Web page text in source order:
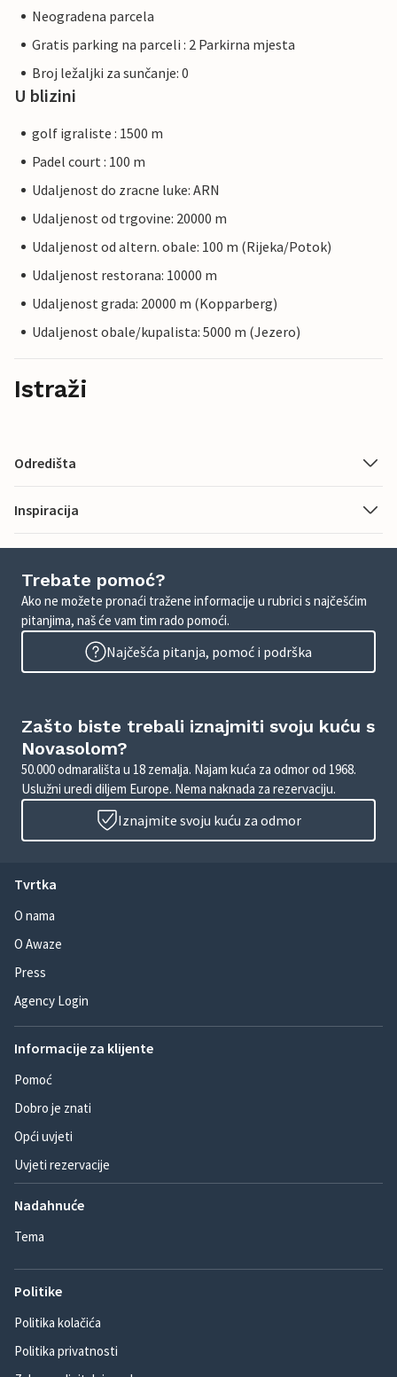
Neogradena parcela
Gratis parking na parceli : 2 Parkirna mjesta
Broj ležaljki za sunčanje: 0
U blizini
golf igraliste : 1500 m
Padel court : 100 m
Udaljenost do zracne luke: ARN
Udaljenost od trgovine: 20000 m
Udaljenost od altern. obale: 100 m (Rijeka/Potok)
Udaljenost restorana: 10000 m
Udaljenost grada: 20000 m (Kopparberg)
Udaljenost obale/kupalista: 5000 m (Jezero)
Istraži
Odredišta
Inspiracija
Trebate pomoć?
Ako ne možete pronaći tražene informacije u rubrici s najčešćim
pitanjima, naš će vam tim rado pomoći.
Najčešća pitanja, pomoć i podrška
Zašto biste trebali iznajmiti svoju kuću s
Novasolom?
50.000 odmarališta u 18 zemalja. Najam kuća za odmor od 1968.
Uslužni uredi diljem Europe. Nema naknada za rezervaciju.
Iznajmite svoju kuću za odmor
Tvrtka
O nama
O Awaze
Press
Agency Login
Informacije za klijente
Pomoć
Dobro je znati
Opći uvjeti
Uvjeti rezervacije
Nadahnuće
Tema
Politike
Politika kolačića
Politika privatnosti